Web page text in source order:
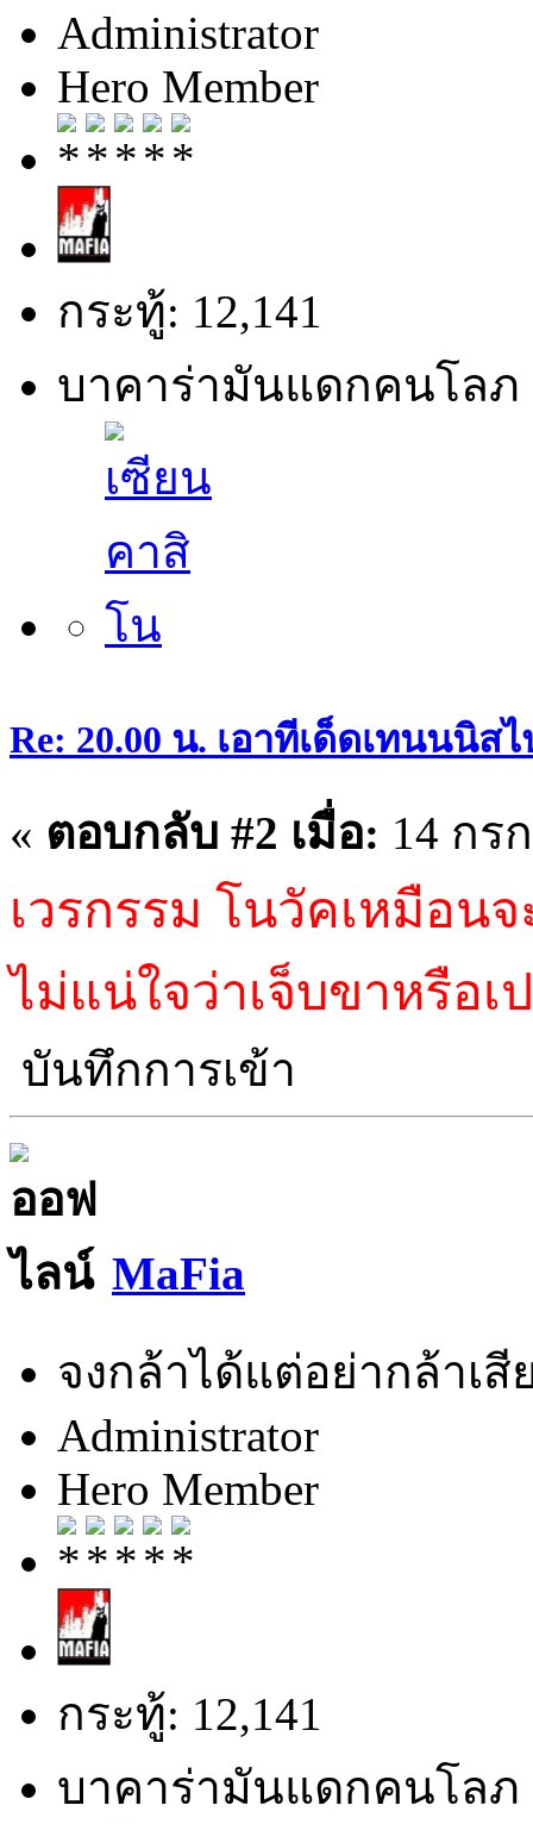
Administrator
Hero Member
กระทู้: 12,141
บาคาร่ามันแดกคนโลภ
Re: 20.00 น. เอาทีเด็ดเทนนนิ
« ตอบกลับ #2 เมื่อ: 14 กร
เวรกรรม โนวัคเหมือน
ไม่แน่ใจว่าเจ็บขาหรือเ
บันทึกการเข้า
MaFia
จงกล้าได้แต่อย่ากล้าเสี
Administrator
Hero Member
กระทู้: 12,141
บาคาร่ามันแดกคนโลภ